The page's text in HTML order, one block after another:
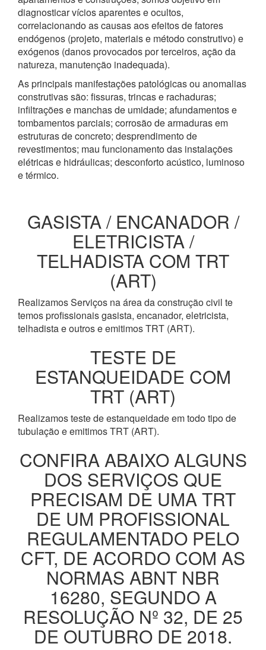
diagnosticar vícios aparentes e ocultos,
correlacionando as causas aos efeitos de fatores
endógenos (projeto, materiais e método construtivo) e
exógenos (danos provocados por terceiros, ação da
natureza, manutenção inadequada).
As principais manifestações patológicas ou anomalias
construtivas são: fissuras, trincas e rachaduras;
infiltrações e manchas de umidade; afundamentos e
tombamentos parciais; corrosão de armaduras em
estruturas de concreto; desprendimento de
revestimentos; mau funcionamento das instalações
elétricas e hidráulicas; desconforto acústico, luminoso
e térmico.
GASISTA / ENCANADOR /
ELETRICISTA /
TELHADISTA COM TRT
(ART)
Realizamos Serviços na área da construção civil te
temos profissionais gasista, encanador, eletricista,
telhadista e outros e emitimos TRT (ART).
TESTE DE
ESTANQUEIDADE COM
TRT (ART)
Realizamos teste de estanqueidade em todo tipo de
tubulação e emitimos TRT (ART).
CONFIRA ABAIXO ALGUNS
DOS SERVIÇOS QUE
PRECISAM DE UMA TRT
DE UM PROFISSIONAL
REGULAMENTADO PELO
CFT, DE ACORDO COM AS
NORMAS ABNT NBR
16280, SEGUNDO A
RESOLUÇÃO Nº 32, DE 25
DE OUTUBRO DE 2018.